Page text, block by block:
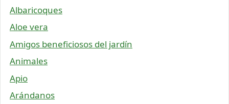
Albaricoques
Aloe vera
Amigos beneficiosos del jardín
Animales
Apio
Arándanos